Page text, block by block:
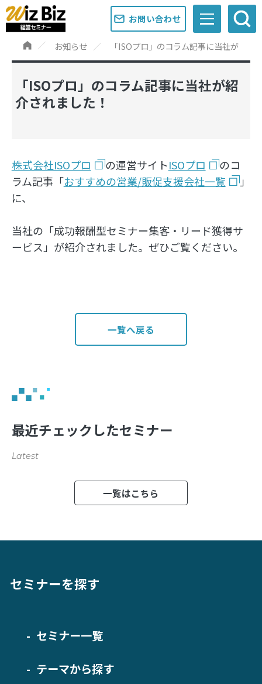
お問い合わせ
お知らせ 「ISOプロ」のコラム記事に当社が紹介
「ISOプロ」のコラム記事に当社が紹
介されました！
株式会社ISOプロ の運営サイトISOプロ
のコ
ラム記事「おすすめの営業/販促支援会社一覧
」
に、
当社の「成功報酬型セミナー集客・リード獲得サ
ービス」が紹介されました。ぜひご覧ください。
一覧へ戻る
最近チェックしたセミナー
Latest
一覧はこちら
セミナーを探す
セミナー一覧
テーマから探す